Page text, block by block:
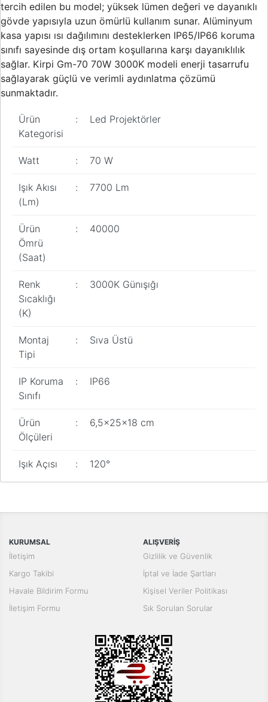
tercih edilen bu model; yüksek lümen değeri ve dayanıklı
gövde yapısıyla uzun ömürlü kullanım sunar. Alüminyum
kasa yapısı ısı dağılımını desteklerken IP65/IP66 koruma
sınıfı sayesinde dış ortam koşullarına karşı dayanıklılık
sağlar. Kirpi Gm-70 70W 3000K modeli enerji tasarrufu
sağlayarak güçlü ve verimli aydınlatma çözümü
sunmaktadır.
Ürün
Kategorisi
: Led Projektörler
Watt : 70 W
Işık Akısı
(Lm)
: 7700 Lm
Ürün
Ömrü
(Saat)
: 40000
Renk
Sıcaklığı
(K)
: 3000K Günışığı
Montaj
Tipi
: Sıva Üstü
IP Koruma
Sınıfı
: IP66
Ürün
Ölçüleri
: 6,5x25x18 cm
Işık Açısı : 120°
Yorum Yaz
Bu ürünün fiyat bilgisi, resim, ürün açıklamalarında ve diğer
Ürün resmi kalitesiz, bozuk veya görüntülenemiyor.
Ürün fiyatı diğer sitelerden daha pahalı.
Bu ürüne benzer farklı alternatifler olmalı.
Gönder
KURUMSAL
İletişim
Kargo Takibi
Havale Bildirim Formu
İletişim Formu
ALIŞVERİŞ
Gizlilik ve Güvenlik
İptal ve İade Şartları
Kişisel Veriler Politikası
Sık Sorulan Sorular